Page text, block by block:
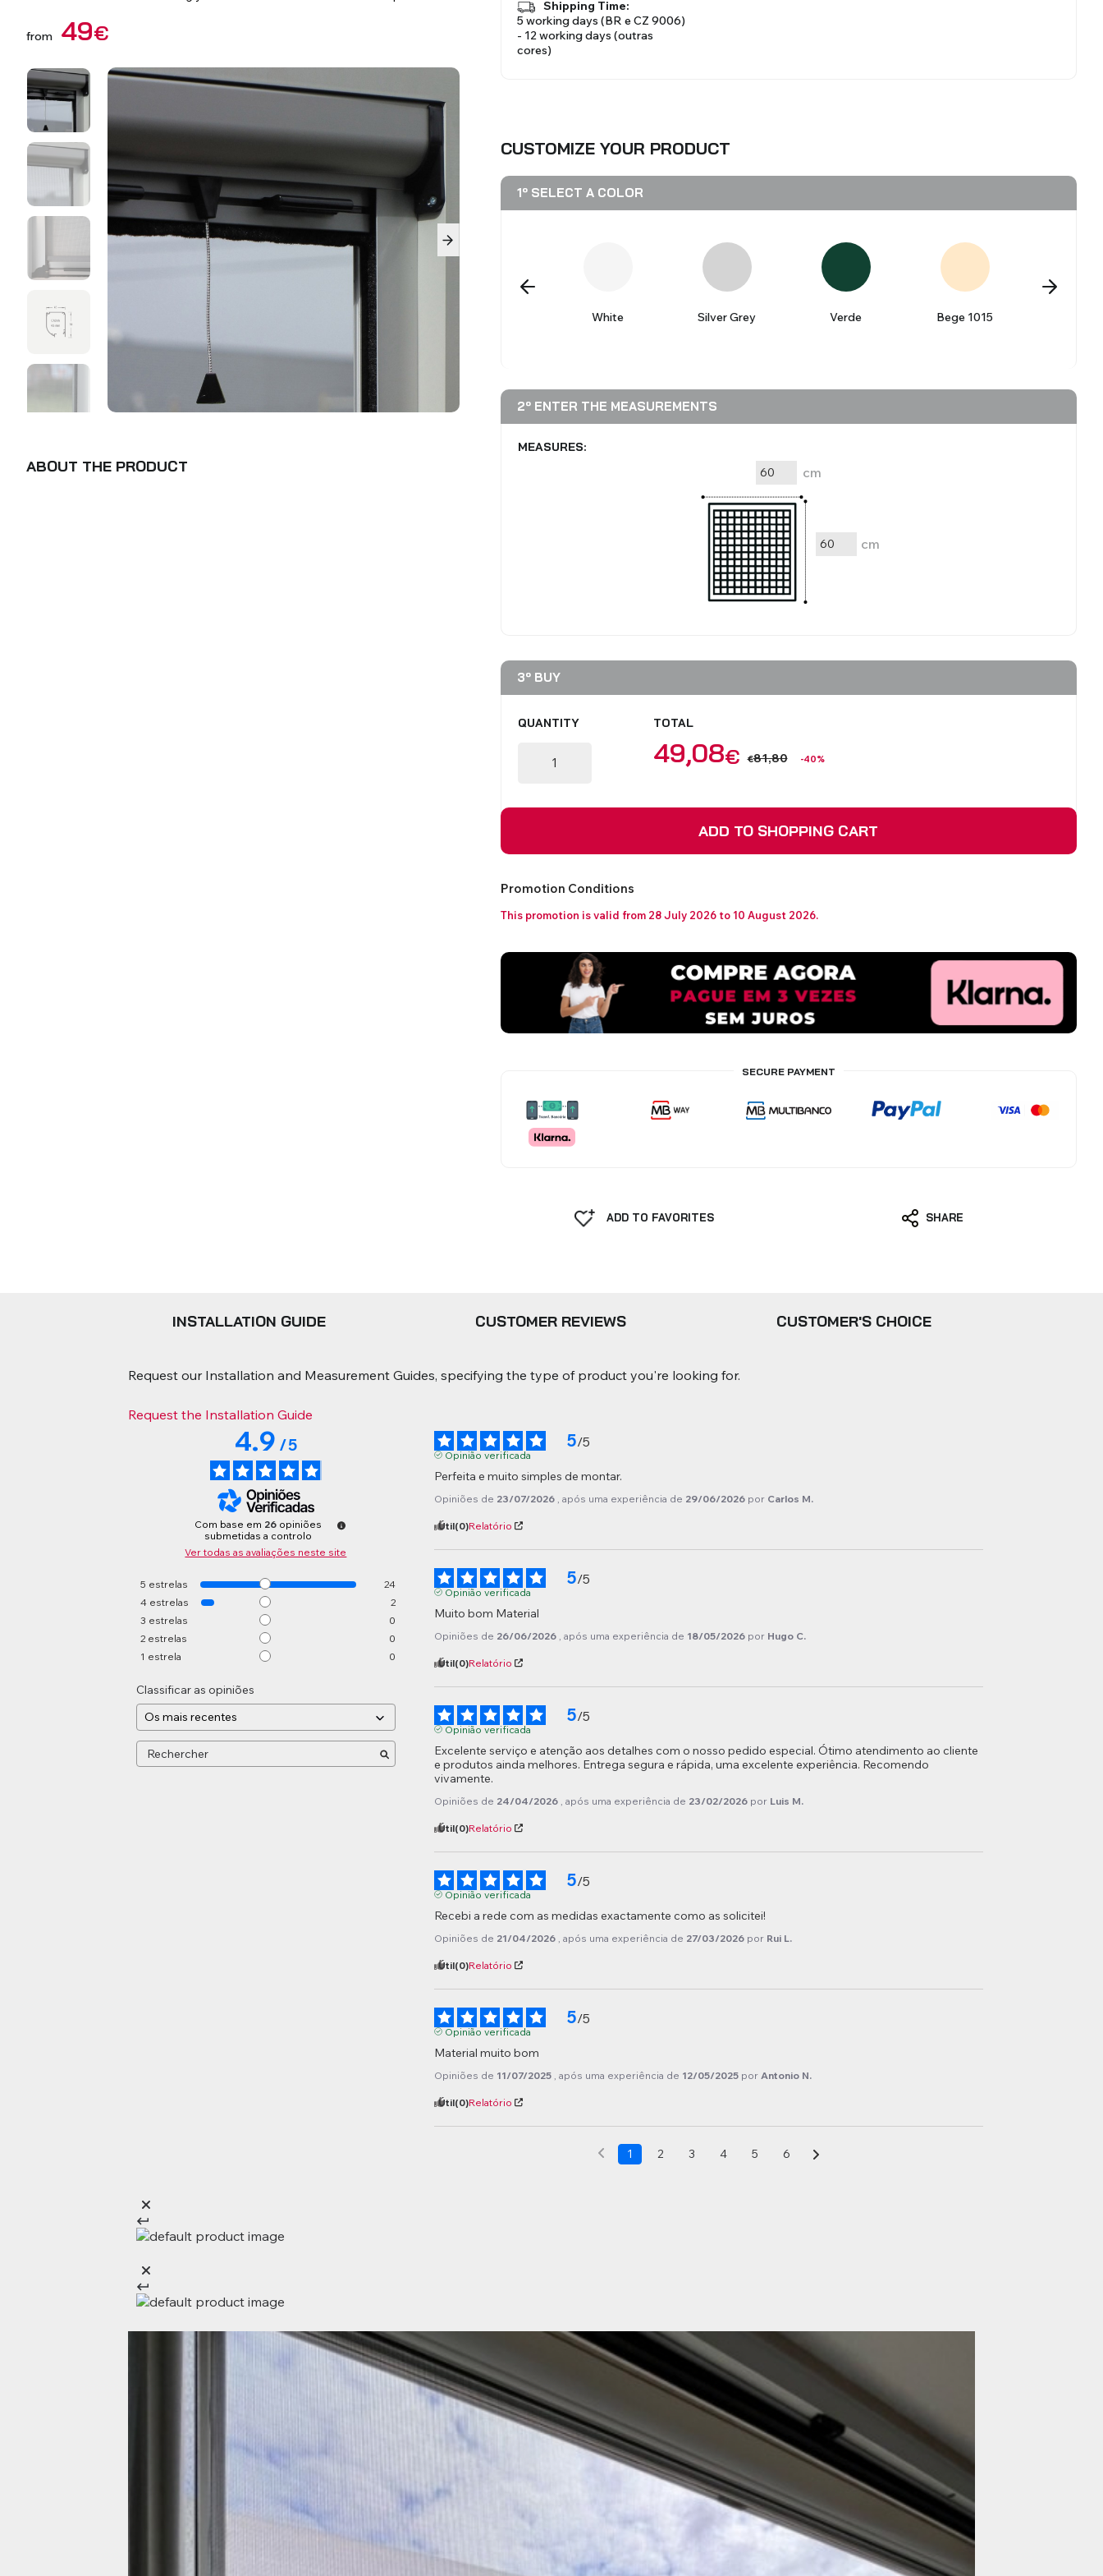
Roman Blinds Venetian Blinds Aluminium Venetian Blinds
BLINDS
VIEW ALL PRODUCTS
VIEW ALL PRODUCTS
VIEW ALL PRODUCTS
VIEW ALL PRODUCTS
from €
49
ABOUT THE PRODUCT
Shipping Time:
5 working days (BR e CZ 9006)
- 12 working days (outras
cores)
CUSTOMIZE YOUR PRODUCT
1º SELECT A COLOR
Castanho
8014
White Silver Grey Verde Bege 1015
2º ENTER THE MEASUREMENTS
MEASURES:
cm
cm
3º BUY
QUANTITY TOTAL
€
49,08 €81,80 -40%
ADD TO SHOPPING CART
Promotion Conditions
This promotion is valid from 28 July 2026 to 10 August 2026.
SECURE PAYMENT
ADD TO FAVORITES SHARE
INSTALLATION GUIDE CUSTOMER REVIEWS CUSTOMER'S CHOICE
Request our Installation and Measurement Guides, specifying the type of product you're looking for.
Request the Installation Guide
4.9/5
Com base em 26 opiniões
submetidas a controlo
Ver todas as avaliações neste site
5 estrelas
24
4 estrelas
2
3 estrelas
0
2 estrelas
0
1 estrela 0
Classificar as opiniões
5/5
Opinião verificada
Perfeita e muito simples de montar.
Opiniões de 23/07/2026 , após uma experiência de 29/06/2026 por Carlos M.
Útil(0)Relatório
5/5
Opinião verificada
Muito bom Material
Opiniões de 26/06/2026 , após uma experiência de 18/05/2026 por Hugo C.
Útil(0)Relatório
5/5
Opinião verificada
Excelente serviço e atenção aos detalhes com o nosso pedido especial. Ótimo atendimento ao cliente
e produtos ainda melhores. Entrega segura e rápida, uma excelente experiência. Recomendo
vivamente.
Opiniões de 24/04/2026 , após uma experiência de 23/02/2026 por Luis M.
Útil(0)Relatório
5/5
Opinião verificada
Recebi a rede com as medidas exactamente como as solicitei!
Opiniões de 21/04/2026 , após uma experiência de 27/03/2026 por Rui L.
Útil(0)Relatório
5/5
Opinião verificada
Material muito bom
Opiniões de 11/07/2025 , após uma experiência de 12/05/2025 por Antonio N.
Útil(0)Relatório
1 2 3 4 5 6